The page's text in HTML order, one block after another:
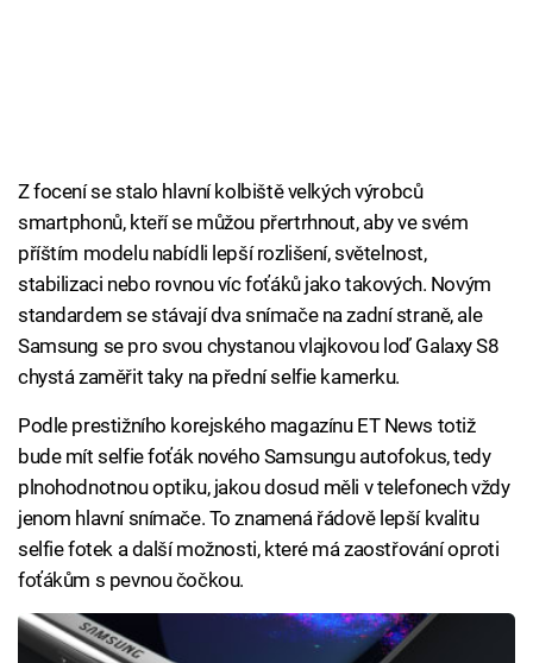
Z focení se stalo hlavní kolbiště velkých výrobců
smartphonů, kteří se můžou přertrhnout, aby ve svém
příštím modelu nabídli lepší rozlišení, světelnost,
stabilizaci nebo rovnou víc foťáků jako takových. Novým
standardem se stávají dva snímače na zadní straně, ale
Samsung se pro svou chystanou vlajkovou loď Galaxy S8
chystá zaměřit taky na přední selfie kamerku.
Podle prestižního korejského magazínu ET News totiž
bude mít selfie foťák nového Samsungu autofokus, tedy
plnohodnotnou optiku, jakou dosud měli v telefonech vždy
jenom hlavní snímače. To znamená řádově lepší kvalitu
selfie fotek a další možnosti, které má zaostřování oproti
foťákům s pevnou čočkou.